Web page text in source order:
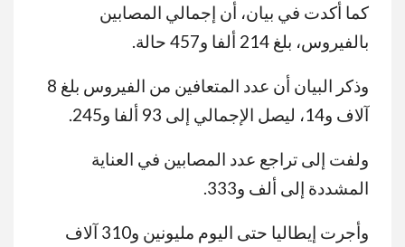
كما أكدت في بيان، أن إجمالي المصابين
بالفيروس، بلغ 214 ألفا و457 حالة.
وذكر البيان أن عدد المتعافين من الفيروس بلغ 8
آلاف و14، ليصل الإجمالي إلى 93 ألفا و245.
ولفت إلى تراجع عدد المصابين في العناية
المشددة إلى ألف و333.
وأجرت إيطاليا حتى اليوم مليونين و310 آلاف